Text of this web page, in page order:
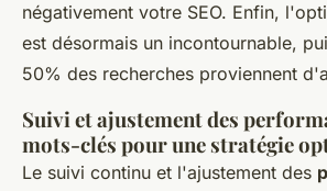
négativement votre SEO. Enfin,
est désormais un incontournable,
50% des recherches proviennent
Suivi et ajustement des
mots-clés pour une stratégie
Le suivi continu et l'ajustement des